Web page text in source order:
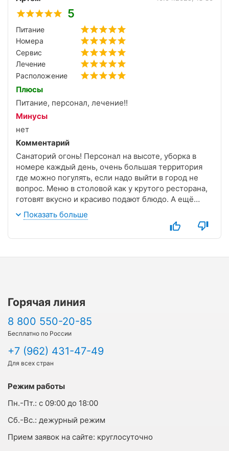
В общем-то рекомендую.
5
Питание
Номера
Сервис
Лечение
Расположение
Плюсы
Питание, персонал, лечение!!
Минусы
нет
Комментарий
Санаторий огонь! Персонал на высоте, уборка в
номере каждый день, очень большая территория
где можно погулять, если надо выйти в город не
вопрос. Меню в столовой как у крутого ресторана,
готовят вкусно и красиво подают блюдо. А ещё
можно ездить в туры, это вообще не забываемые
события. В общем я ставлю персоналу 10 звезд и
Показать больше
Горячая линия
8 800 550-20-85
Бесплатно по России
+7 (962) 431-47-49
Для всех стран
Режим работы
Пн.-Пт.: с 09:00 до 18:00
Cб.-Вс.: дежурный режим
Прием заявок на сайте: круглосуточно